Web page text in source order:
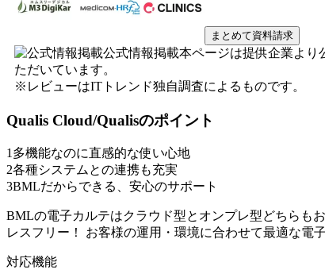
まとめて資料請求
公式情報掲載本ページは提供企業より
ただいています。
※レビューはITトレンド独自調査によるものです。
Qualis Cloud/Qualisのポイント
1多機能なのに直感的な使い心地
2各種システムとの連携も充実
3BMLだからできる、安心のサポート
BMLの電子カルテはクラウド型とオンプレ型どちらも
レスフリー！ お客様の運用・環境に合わせて最適な電
対応機能